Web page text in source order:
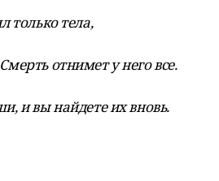
только тела,
отнимет у него все.
и вы найдете их вновь.